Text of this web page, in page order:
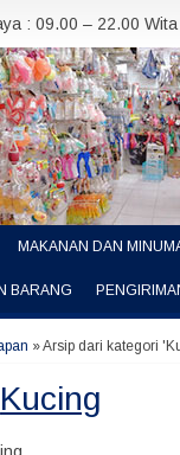
: 09.00 – 22.00 Wita
MAKANAN DAN
BARANG
»Arsip dari kategori
Kucing